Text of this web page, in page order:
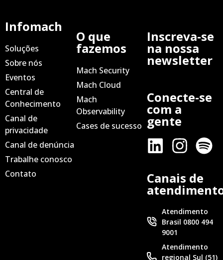
Infomach
Soluções
Sobre nós
Eventos
Central de
Conhecimento
Canal de
privacidade
Canal de denúncia
Trabalhe conosco
Contato
O que
fazemos
Mach Security
Mach Cloud
Mach
Observability
Cases de sucesso
Inscreva-se
na nossa
newsletter
Conecte-se
com a
gente
Canais de
Atendimento
Brasil 0800 494
9001
Atendimento
regional Sul (51)